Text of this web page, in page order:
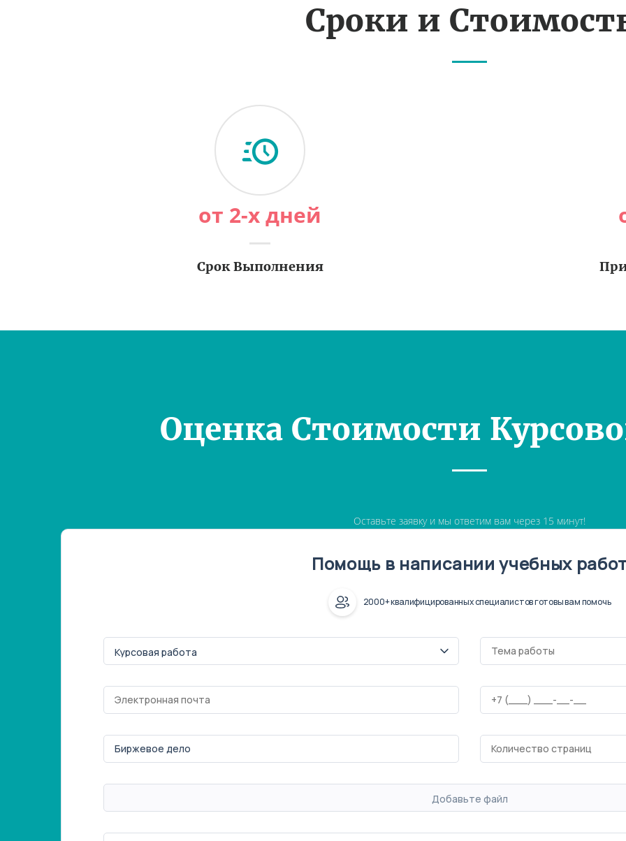
Сроки и
от 2-х дней
Срок Выполнения
Оценка Стоимости
Оставьте заявку и мы ответим вам через 15 минут!
Помощь в написании учебных
2000+ квалифицированных специалистов готовы вам помочь
Добавьте файл